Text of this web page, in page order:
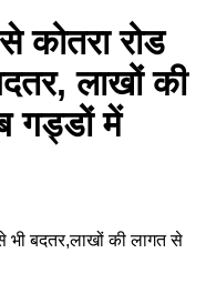
कोतरा रोड
लाखों की
गड्डों में
भी बदतर,लाखों की लागत से